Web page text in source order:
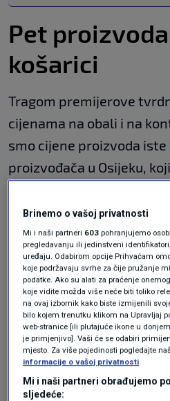
Pet
košarici
Tragom premijerove
cijenama na obali i na
smo cijene proizvoda
proizvođača u Osijeku,
U nasumičnu potrošačku
pet proizvoda za koje je
će ih tijekom ljetnih
Hvaru i "običan" kupac u
proizvodima koji nisu na
ograničene cijene. Ne
odnosno nazive
proizvoda.
Brinemo o vašoj privatnosti
Mi i naši partneri 603 pohranjujemo
pregledavanju ili jedinstveni
uređaju. Odabirom opcije Prihvaćam
koje podržavaju svrhe za čije pružanje
podatke. Ako su alati za praćenje
koje vidite možda više neće biti toliko
na ovaj izbornik kako biste izmijenili
bilo kojem trenutku klikom na Upravljaj
web-stranice [ili plutajuće ikone u
je primjenjivo]. Vaši će se odabiri
mjesto. Za više pojedinosti pogledajte
informacije o vašoj privatnosti
Mi i naši partneri obrađujemo
sljedeće: